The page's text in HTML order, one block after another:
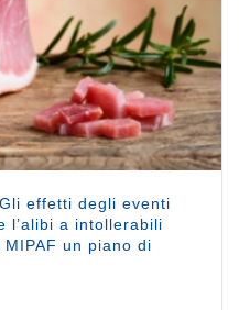
effetti degli eventi
l’alibi a intollerabili
un piano di